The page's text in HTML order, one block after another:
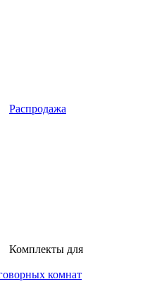
Распродажа
Комплекты для
комнат